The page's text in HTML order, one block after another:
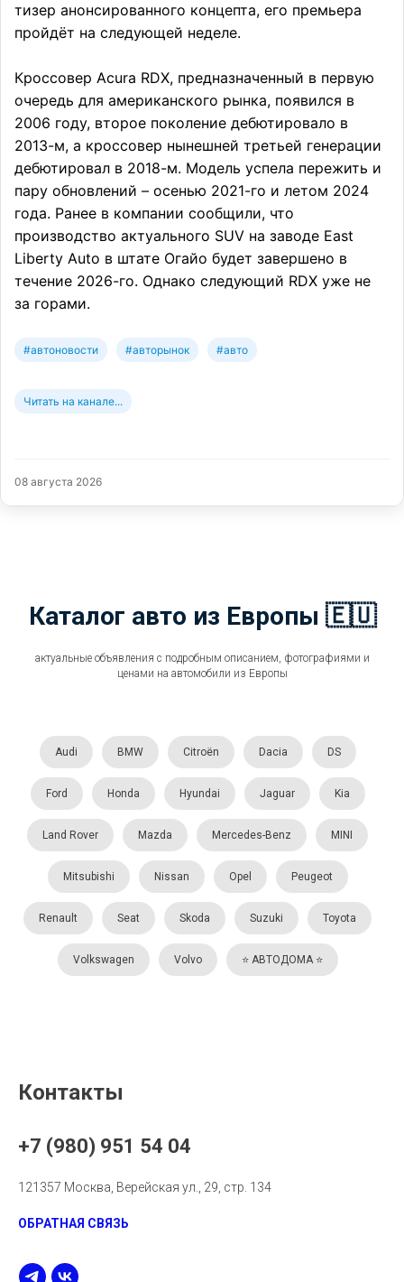
тизер анонсированного концепта, его премьера
пройдёт на следующей неделе.
Кроссовер Acura RDX, предназначенный в первую
очередь для американского рынка, появился в
2006 году, второе поколение дебютировало в
2013-м, а кроссовер нынешней третьей генерации
дебютировал в 2018-м. Модель успела пережить и
пару обновлений – осенью 2021-го и летом 2024
года. Ранее в компании сообщили, что
производство актуального SUV на заводе East
Liberty Auto в штате Огайо будет завершено в
течение 2026-го. Однако следующий RDX уже не
за горами.
#автоновости #авторынок #авто
Читать на канале...
08 августа 2026
Каталог авто из Европы 🇪🇺
актуальные объявления с подробным описанием, фотографиями и
ценами на автомобили из Европы
Audi BMW Citroën Dacia DS
Ford Honda Hyundai Jaguar Kia
Land Rover Mazda Mercedes-Benz MINI
Mitsubishi Nissan Opel Peugeot
Renault Seat Skoda Suzuki Toyota
Volkswagen Volvo ⭐️ АВТОДОМА ⭐️
Контакты
+7 (980) 951 54 04
121357 Москва, Верейская ул., 29, стр. 134
ОБРАТНАЯ СВЯЗЬ